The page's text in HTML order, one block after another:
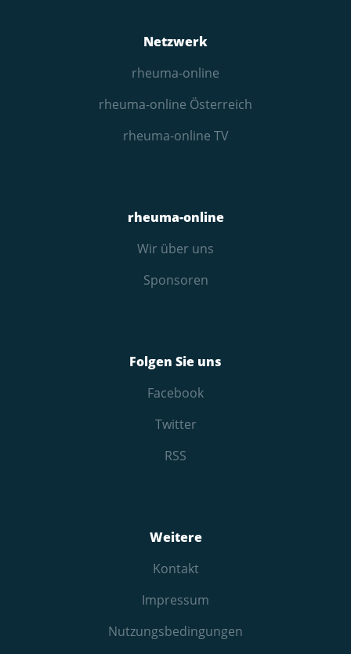
Netzwerk
rheuma-online
rheuma-online Österreich
rheuma-online TV
rheuma-online
Wir über uns
Sponsoren
Folgen Sie uns
Facebook
Twitter
RSS
Weitere
Kontakt
Impressum
Nutzungs­bedingungen